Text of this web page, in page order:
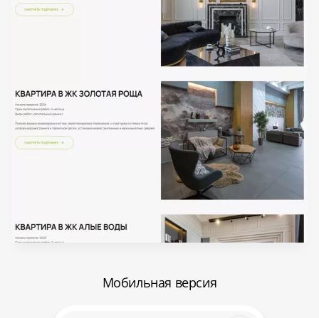
Мобильная версия